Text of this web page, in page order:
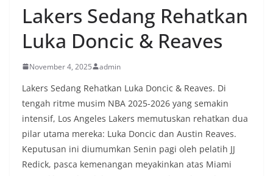
Lakers Sedang Rehatkan
Luka Doncic & Reaves
November 4, 2025 admin
Lakers Sedang Rehatkan Luka Doncic & Reaves. Di
tengah ritme musim NBA 2025-2026 yang semakin
intensif, Los Angeles Lakers memutuskan rehatkan dua
pilar utama mereka: Luka Doncic dan Austin Reaves.
Keputusan ini diumumkan Senin pagi oleh pelatih JJ
Redick, pasca kemenangan meyakinkan atas Miami